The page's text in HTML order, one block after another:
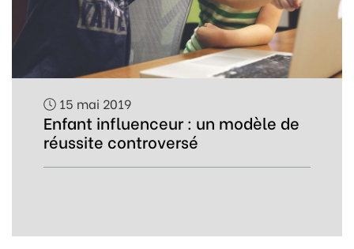
15 mai 2019
Enfant influenceur : un modèle de
réussite controversé